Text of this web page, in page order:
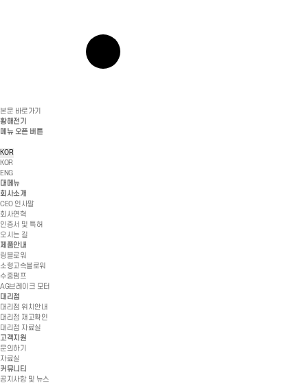
본문 바로가기
황해전기
메뉴 오픈 버튼
KOR
KOR
ENG
대메뉴
회사소개
CEO 인사말
회사연혁
인증서 및 특허
오시는 길
제품안내
링블로워
소형고속블로워
수중펌프
AG브레이크 모터
대리점
대리점 위치안내
대리점 재고확인
대리점 자료실
고객지원
문의하기
자료실
커뮤니티
공지사항 및 뉴스